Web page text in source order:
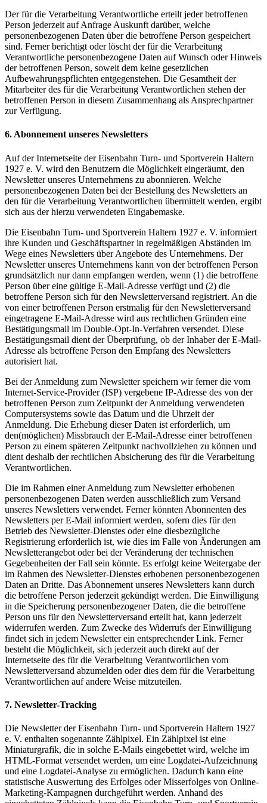
Der für die Verarbeitung Verantwortliche erteilt jeder betroffenen
Person jederzeit auf Anfrage Auskunft darüber, welche
personenbezogenen Daten über die betroffene Person gespeichert
sind. Ferner berichtigt oder löscht der für die Verarbeitung
Verantwortliche personenbezogene Daten auf Wunsch oder Hinweis
der betroffenen Person, soweit dem keine gesetzlichen
Aufbewahrungspflichten entgegenstehen. Die Gesamtheit der
Mitarbeiter des für die Verarbeitung Verantwortlichen stehen der
betroffenen Person in diesem Zusammenhang als Ansprechpartner
zur Verfügung.
6. Abonnement unseres Newsletters
Auf der Internetseite der Eisenbahn Turn- und Sportverein Haltern
1927 e. V. wird den Benutzern die Möglichkeit eingeräumt, den
Newsletter unseres Unternehmens zu abonnieren. Welche
personenbezogenen Daten bei der Bestellung des Newsletters an
den für die Verarbeitung Verantwortlichen übermittelt werden, ergibt
sich aus der hierzu verwendeten Eingabemaske.
Die Eisenbahn Turn- und Sportverein Haltern 1927 e. V. informiert
ihre Kunden und Geschäftspartner in regelmäßigen Abständen im
Wege eines Newsletters über Angebote des Unternehmens. Der
Newsletter unseres Unternehmens kann von der betroffenen Person
grundsätzlich nur dann empfangen werden, wenn (1) die betroffene
Person über eine gültige E-Mail-Adresse verfügt und (2) die
betroffene Person sich für den Newsletterversand registriert. An die
von einer betroffenen Person erstmalig für den Newsletterversand
eingetragene E-Mail-Adresse wird aus rechtlichen Gründen eine
Bestätigungsmail im Double-Opt-In-Verfahren versendet. Diese
Bestätigungsmail dient der Überprüfung, ob der Inhaber der E-Mail-
Adresse als betroffene Person den Empfang des Newsletters
autorisiert hat.
Bei der Anmeldung zum Newsletter speichern wir ferner die vom
Internet-Service-Provider (ISP) vergebene IP-Adresse des von der
betroffenen Person zum Zeitpunkt der Anmeldung verwendeten
Computersystems sowie das Datum und die Uhrzeit der
Anmeldung. Die Erhebung dieser Daten ist erforderlich, um
den(möglichen) Missbrauch der E-Mail-Adresse einer betroffenen
Person zu einem späteren Zeitpunkt nachvollziehen zu können und
dient deshalb der rechtlichen Absicherung des für die Verarbeitung
Verantwortlichen.
Die im Rahmen einer Anmeldung zum Newsletter erhobenen
personenbezogenen Daten werden ausschließlich zum Versand
unseres Newsletters verwendet. Ferner könnten Abonnenten des
Newsletters per E-Mail informiert werden, sofern dies für den
Betrieb des Newsletter-Dienstes oder eine diesbezügliche
Registrierung erforderlich ist, wie dies im Falle von Änderungen am
Newsletterangebot oder bei der Veränderung der technischen
Gegebenheiten der Fall sein könnte. Es erfolgt keine Weitergabe der
im Rahmen des Newsletter-Dienstes erhobenen personenbezogenen
Daten an Dritte. Das Abonnement unseres Newsletters kann durch
die betroffene Person jederzeit gekündigt werden. Die Einwilligung
in die Speicherung personenbezogener Daten, die die betroffene
Person uns für den Newsletterversand erteilt hat, kann jederzeit
widerrufen werden. Zum Zwecke des Widerrufs der Einwilligung
findet sich in jedem Newsletter ein entsprechender Link. Ferner
besteht die Möglichkeit, sich jederzeit auch direkt auf der
Internetseite des für die Verarbeitung Verantwortlichen vom
Newsletterversand abzumelden oder dies dem für die Verarbeitung
Verantwortlichen auf andere Weise mitzuteilen.
7. Newsletter-Tracking
Die Newsletter der Eisenbahn Turn- und Sportverein Haltern 1927
e. V. enthalten sogenannte Zählpixel. Ein Zählpixel ist eine
Miniaturgrafik, die in solche E-Mails eingebettet wird, welche im
HTML-Format versendet werden, um eine Logdatei-Aufzeichnung
und eine Logdatei-Analyse zu ermöglichen. Dadurch kann eine
statistische Auswertung des Erfolges oder Misserfolges von Online-
Marketing-Kampagnen durchgeführt werden. Anhand des